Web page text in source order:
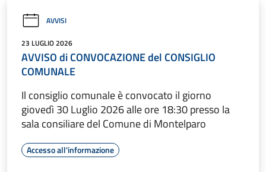
AVVISI
23 LUGLIO 2026
AVVISO di CONVOCAZIONE del CONSIGLIO
COMUNALE
Il consiglio comunale è convocato il giorno
giovedì 30 Luglio 2026 alle ore 18:30 presso la
sala consiliare del Comune di Montelparo
Accesso all'informazione